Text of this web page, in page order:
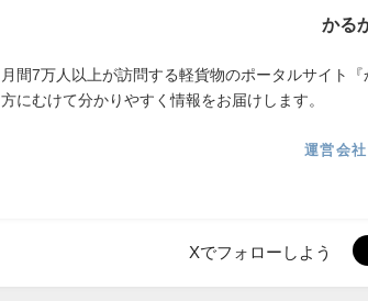
かる
月間7万人以上が訪問する軽貨物のポータルサイト
方にむけて分かりやすく情報をお届けします。
運営会
Xでフォローしよう